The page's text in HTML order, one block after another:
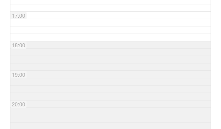
17:00
18:00
19:00
20:00